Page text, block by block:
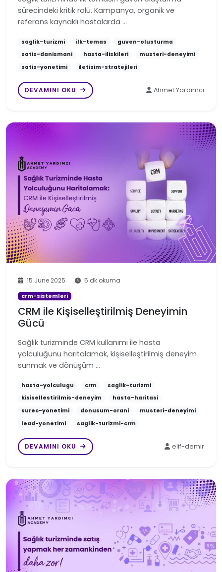
sürecindeki kritik rolü. Kampanya, organik ve
referans kaynaklı hastalarda …
saglik-turizmi ilk-temas
guven-olusturma
satis-danismani
hasta-iliskileri
musteri-deneyimi
satis-yonetimi
iletisim-stratejileri
DEVAMINI OKU Ahmet Yardımcı
15 June 2025 5 dk okuma
crm-sistemleri
CRM ile Kişiselleştirilmiş Deneyimin
Gücü
Sağlık turizminde CRM kullanımı ile hasta
yolculuğunu haritalamak, kişiselleştirilmiş deneyim
sunmak ve dönüşüm …
hasta-yolculugu crm
saglik-turizmi
kisisellestirilmis-deneyim
hasta-haritasi
surec-yonetimi
donusum-orani
musteri-deneyimi
lead-yonetimi
saglik-turizmi-crm
DEVAMINI OKU elif-demir